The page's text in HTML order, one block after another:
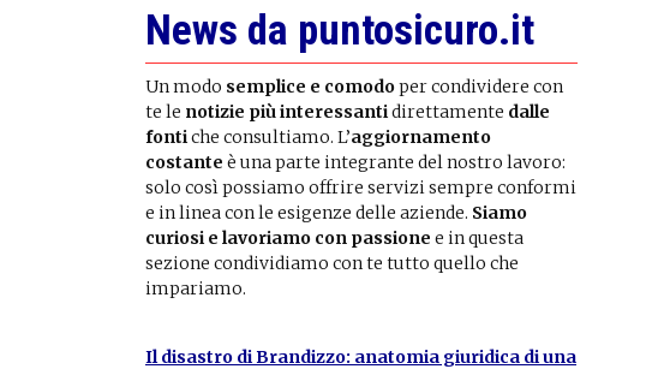
News da puntosicuro.it
Un modo semplice e comodoper condividere con
te le notizie più interessantidirettamente dalle
fontiche consultiamo. L’aggiornamento
costante è una parte integrante del nostro lavoro:
solo così possiamo offrire servizi sempre conformi
e in linea con le esigenze delle aziende. Siamo
curiosi e lavoriamo con passione e in questa
sezione condividiamo con te tutto quello che
impariamo.
Il disastro di Brandizzo: anatomia giuridica di una